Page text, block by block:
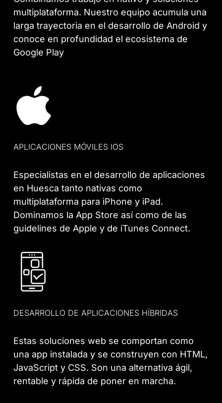
multiplataforma. Nuestro equipo acumula una
larga trayectoria en el desarrollo de Android y
conoce en profundidad el ecosistema de
Google Play
APLICACIONES MÓVILES IOS
Especialistas en el desarrollo de aplicaciones
en Huesca tanto nativas como
multiplataforma para iPhone y iPad.
Dominamos la App Store así como de las
guidelines de Apple y de iTunes Connect.
DESARROLLO DE APLICACIONES HÍBRIDAS
Estas soluciones web se comportan como
una app instalada y se construyen con HTML,
JavaScript y CSS. Son una alternativa ágil,
rentable y rápida de poner en marcha.